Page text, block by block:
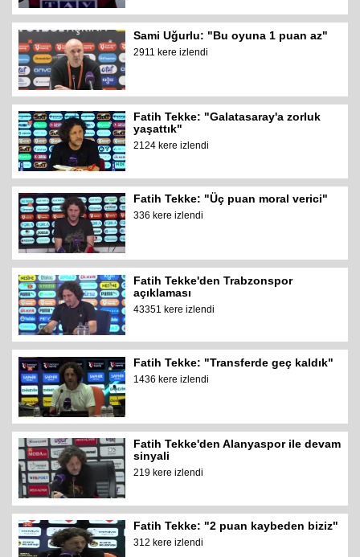
Sami Uğurlu: "Bu oyuna 1 puan az"
2911 kere izlendi
Fatih Tekke: "Galatasaray'a zorluk
yaşattık"
2124 kere izlendi
Fatih Tekke: "Üç puan moral verici"
336 kere izlendi
Fatih Tekke'den Trabzonspor
açıklaması
43351 kere izlendi
Fatih Tekke: "Transferde geç kaldık"
1436 kere izlendi
Fatih Tekke'den Alanyaspor ile devam
sinyali
219 kere izlendi
Fatih Tekke: "2 puan kaybeden biziz"
312 kere izlendi